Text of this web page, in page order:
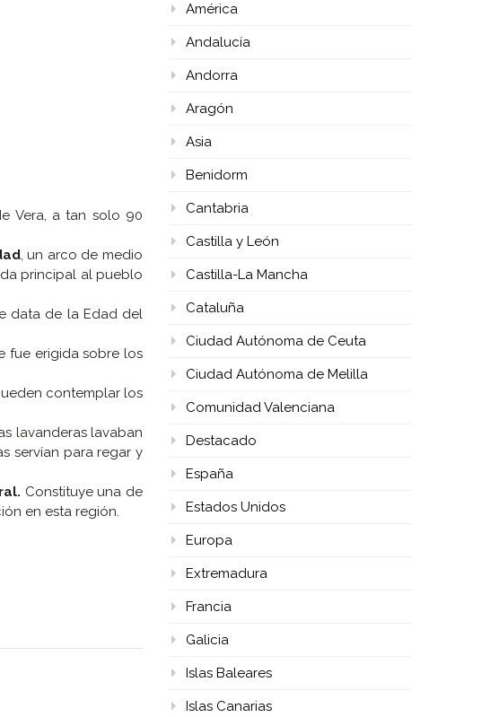
Vera, a tan solo 90
, un arco de medio
principal al pueblo
data de la Edad del
fue erigida sobre los
contemplar los
lavanderas lavaban
servían para regar y
Constituye una de
en esta región.
América
Andalucía
Andorra
Aragón
Asia
Benidorm
Cantabria
Castilla y León
Castilla-La Mancha
Cataluña
Ciudad Autónoma de Ceuta
Ciudad Autónoma de Melilla
Comunidad Valenciana
Destacado
España
Estados Unidos
Europa
Extremadura
Francia
Galicia
Islas Baleares
Islas Canarias